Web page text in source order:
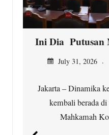
Ini Dia Putusan
July 31, 2026
Jakarta – Dinamika
kembali berada
Mahkamah